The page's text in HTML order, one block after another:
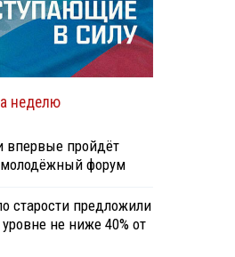
неделю
впервые пройдёт
форум
старости предложили
не ниже 40% от